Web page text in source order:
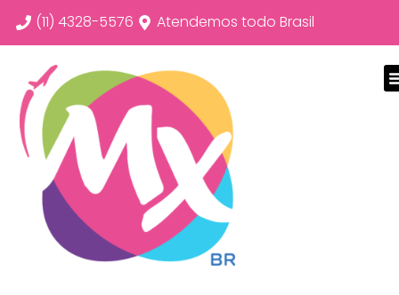
(11) 4328-5576 Atendemos todo Brasil